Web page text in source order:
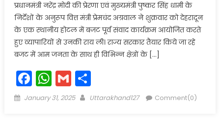
प्रधानमंत्री नरेंद्र मोदी की प्रेरणा एवं मुख्यमंत्री पुष्कर सिंह धामी के
निर्देशों के अनुरूप वित्त मंत्री प्रेमचंद अग्रवाल ने शुक्रवार को देहरादून
के एक स्थानीय होटल में बजट पूर्व संवाद कार्यक्रम आयोजित करते
हुए व्यापारियों से उनकी राय ली। राज्य सरकार तैयार किये जा रहे
बजट में आम जनता के साथ ही विभिन्न क्षेत्रों के […]
Facebook
WhatsApp
GmailShare
Posted
January 31, 2025 Author
Uttarakhand127 Comment(0)